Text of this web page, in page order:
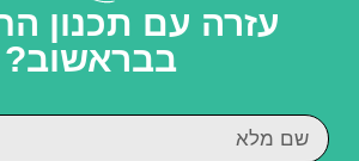
עזרה עם תכנון
בבראשוב?